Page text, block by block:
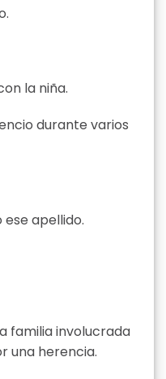
la niña.
durante varios
apellido.
familia involucrada
una herencia.